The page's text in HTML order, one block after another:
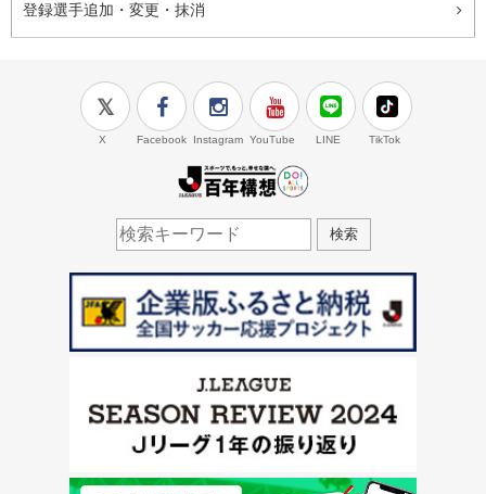
登録選手追加・変更・抹消
X Facebook Instagram YouTube LINE TikTok
検索